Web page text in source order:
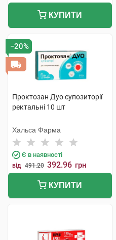
КУПИТИ
−20%
Проктозан Дуо супозиторії
ректальні 10 шт
Хальса Фарма
Є в наявності
від 491.20 392.96 грн
КУПИТИ